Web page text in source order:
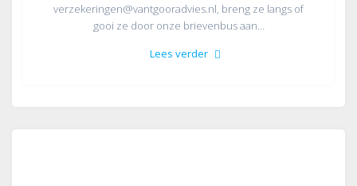
verzekeringen@vantgooradvies.nl, breng ze langs of
gooi ze door onze brievenbus aan…
Lees verder